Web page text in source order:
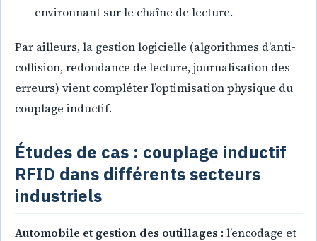
environnant sur le chaîne de lecture.
Par ailleurs, la gestion logicielle (algorithmes d’anti-
collision, redondance de lecture, journalisation des
erreurs) vient compléter l’optimisation physique du
couplage inductif.
Études de cas : couplage inductif
RFID dans différents secteurs
industriels
Automobile et gestion des outillages : l’encodage et